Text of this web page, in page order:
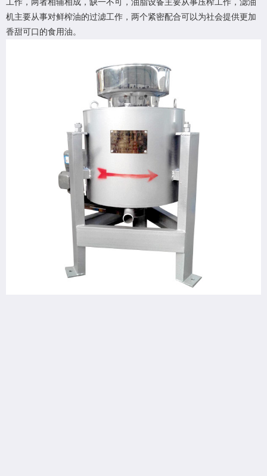
工作，两者相辅相成，缺一不可，油脂设备主要从事压榨工作，滤油
机主要从事对鲜榨油的过滤工作，两个紧密配合可以为社会提供更加
香甜可口的食用油。